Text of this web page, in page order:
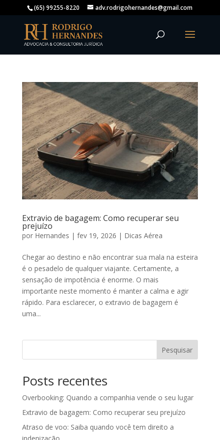
(65) 99255-8220 adv.rodrigohernandes@gmail.com
Extravio de bagagem: Como recuperar seu
prejuízo
por Hernandes | fev 19, 2026 | Dicas Aérea
Chegar ao destino e não encontrar sua mala na esteira
é o pesadelo de qualquer viajante. Certamente, a
sensação de impotência é enorme. O mais
importante neste momento é manter a calma e agir
rápido. Para esclarecer, o extravio de bagagem é
uma...
Pesquisar
Posts recentes
Overbooking: Quando a companhia vende o seu lugar
Extravio de bagagem: Como recuperar seu prejuízo
Atraso de voo: Saiba quando você tem direito a